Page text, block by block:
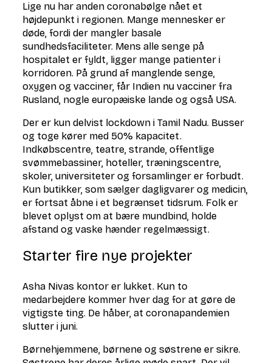
Lige nu har anden coronabølge nået et
højdepunkt i regionen. Mange mennesker er
døde, fordi der mangler basale
sundhedsfaciliteter. Mens alle senge på
hospitalet er fyldt, ligger mange patienter i
korridoren. På grund af manglende senge,
oxygen og vacciner, får Indien nu vacciner fra
Rusland, nogle europæiske lande og også USA.
Der er kun delvist lockdown i Tamil Nadu. Busser
og toge kører med 50% kapacitet.
Indkøbscentre, teatre, strande, offentlige
svømmebassiner, hoteller, træningscentre,
skoler, universiteter og forsamlinger er forbudt.
Kun butikker, som sælger dagligvarer og medicin,
er fortsat åbne i et begrænset tidsrum. Folk er
blevet oplyst om at bære mundbind, holde
afstand og vaske hænder regelmæssigt.
Starter fire nye projekter
Asha Nivas kontor er lukket. Kun to
medarbejdere kommer hver dag for at gøre de
vigtigste ting. De håber, at coronapandemien
slutter i juni.
Børnehjemmene, børnene og søstrene er sikre.